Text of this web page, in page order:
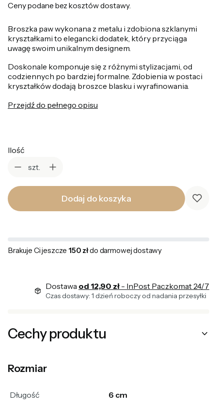
Ceny podane bez kosztów dostawy.
Broszka paw wykonana z metalu i zdobiona szklanymi
kryształkami to elegancki dodatek, który przyciąga
uwagę swoim unikalnym designem.
Doskonale komponuje się z różnymi stylizacjami, od
codziennych po bardziej formalne. Zdobienia w postaci
kryształków dodają broszce blasku i wyrafinowania.
Przejdź do pełnego opisu
Ilość
szt.
Dodaj do koszyka
Brakuje Ci jeszcze 150 złdo darmowej dostawy
Dostawa od 12,90 zł - InPost Paczkomat 24/7
Czas dostawy: 1 dzień roboczy od nadania przesyłki
Cechy produktu
Rozmiar
Długość 6 cm